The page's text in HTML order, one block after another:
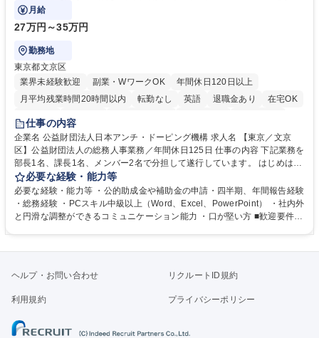
躍いただくことを期待しています。
月給
27万円～35万円
勤務地
東京都文京区
業界未経験歓迎
副業・WワークOK
年間休日120日以上
月平均残業時間20時間以内
転勤なし 英語 退職金あり
在宅OK
賞与あり
育休あり
食事補助あり
仕事の内容
企業名 公益財団法人日本アンチ・ドーピング機構 求人名 【東京／文京
区】公益財団法人の総務人事業務／年間休日125日 仕事の内容 下記業務を
部長1名、課長1名、メンバー2名で分担して遂行しています。 はじめは担
当者として業務を覚えていただき、ゆくゆくはリーダーやマネージャーポ
ジションとして活躍いただくことを期待しています。 【総務・人事グルー
プの業務内容】 ・人事制度関連 ・採用活動 ・教育研修の企画、実行 ・勤
怠管理 ・官公庁への各種提出 ・法定の会議運営（評議員会、理事会） ・
管理 ・福利厚生関連 ・職員からの問合せ、相談対応 ・その他日常の総務
休日125日
必要な経験・能力等
必要な経験・能力等 ・公的助成金や補助金の申請・四半期、年間報告経験
・総務経験 ・PCスキル中級以上（Word、Excel、PowerPoint） ・社内外
と円滑な調整ができるコミュニケーション能力 ・口が堅い方 ■歓迎要件
ヘルプ・お問い合わせ リクルートID規約
利用規約 プライバシーポリシー